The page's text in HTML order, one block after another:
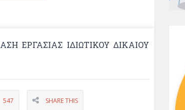
ΕΡΓΑΣΙΑΣ ΙΔΙΩΤΙΚΟΥ ΔΙΚΑΙΟΥ
547 SHARE THIS